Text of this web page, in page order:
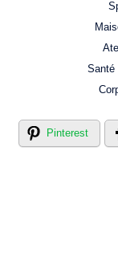
Santé
Pinterest